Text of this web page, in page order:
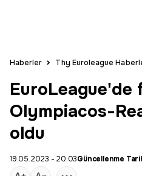
Haberler Thy Euroleague
EuroLeague'de
Olympiacos-
oldu
19.05.2023 - 20:03Güncellenme